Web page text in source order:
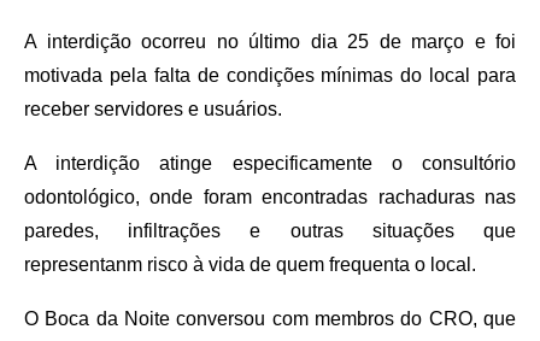
A interdição ocorreu no último dia 25 de março e foi
motivada pela falta de condições mínimas do local para
receber servidores e usuários.
A interdição atinge especificamente o consultório
odontológico, onde foram encontradas rachaduras nas
paredes, infiltrações e outras situações que
representanm risco à vida de quem frequenta o local.
O Boca da Noite conversou com membros do CRO, que